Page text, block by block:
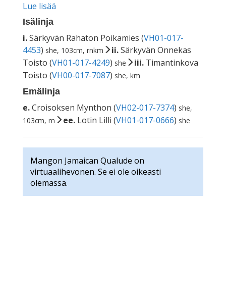
Lue lisää
Isälinja
i.Särkyvän Rahaton Poikamies (VH01-017-
4453) she, 103cm, rnkm ii.Särkyvän Onnekas
Toisto (VH01-017-4249) she iii. Timantinkova
Toisto (VH00-017-7087) she, km
Emälinja
e.Croisoksen Mynthon (VH02-017-7374) she,
103cm, m
ee. Lotin Lilli (VH01-017-0666) she
Mangon Jamaican Qualude on
virtuaalihevonen. Se ei ole oikeasti
olemassa.